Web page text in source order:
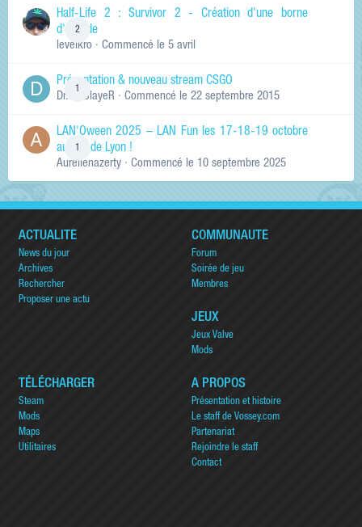
2
Half-Life 2 : Survivor 2 - Création d'une borne
d'arcade
levelkro · Commencé le 5 avril
Présentation & nouveau stream CSGO
Dr.KinSlayeR · Commencé le 22 septembre 2015
LAN'Oween 2025 – LAN Fun les 17-18-19 octobre
au sud de Lyon !
Aurelienazerty · Commencé le 10 septembre 2025
ACTUALITÉ
News du jour
Archives
Rechercher
Proposer une actu
COMMUNAUTÉ
Forum
Soirée de jeu
Membres
JEUX
Jeux Valve
Mods
TÉLÉCHARGER
Steam
Mods
Maps
Utilitaires
A PROPOS
Présentation et histoire
Le staff de Vossey.com
Partenariat
Rejoindre le staff
Contact